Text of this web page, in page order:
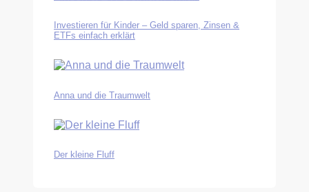
Investieren für Kinder – Geld sparen, Zinsen &
ETFs einfach erklärt
Anna und die Traumwelt
Der kleine Fluff